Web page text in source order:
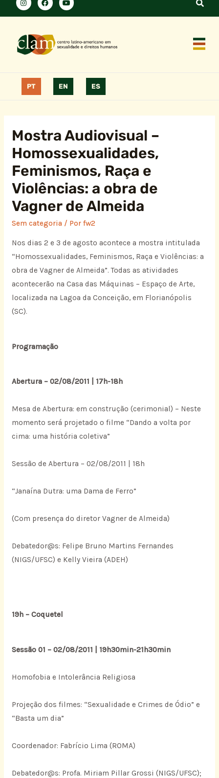
PT EN ES
Mostra Audiovisual –
Homossexualidades,
Feminismos, Raça e
Violências: a obra de
Vagner de Almeida
Sem categoria/ Por fw2
Nos dias 2 e 3 de agosto acontece a mostra intitulada
“Homossexualidades, Feminismos, Raça e Violências: a
obra de Vagner de Almeida”. Todas as atividades
acontecerão na Casa das Máquinas – Espaço de Arte,
localizada na Lagoa da Conceição, em Florianópolis
(SC).
Programação
Abertura – 02/08/2011 | 17h-18h
Mesa de Abertura: em construção (cerimonial) – Neste
momento será projetado o filme “Dando a volta por
cima: uma história coletiva”
Sessão de Abertura – 02/08/2011 | 18h
“Janaína Dutra: uma Dama de Ferro”
(Com presença do diretor Vagner de Almeida)
Debatedor@s: Felipe Bruno Martins Fernandes
(NIGS/UFSC) e Kelly Vieira (ADEH)
19h – Coquetel
Sessão 01 – 02/08/2011 | 19h30min-21h30min
Homofobia e Intolerância Religiosa
Projeção dos filmes: “Sexualidade e Crimes de Ódio” e
“Basta um dia”
Coordenador: Fabrício Lima (ROMA)
Debatedor@s: Profa. Miriam Pillar Grossi (NIGS/UFSC);